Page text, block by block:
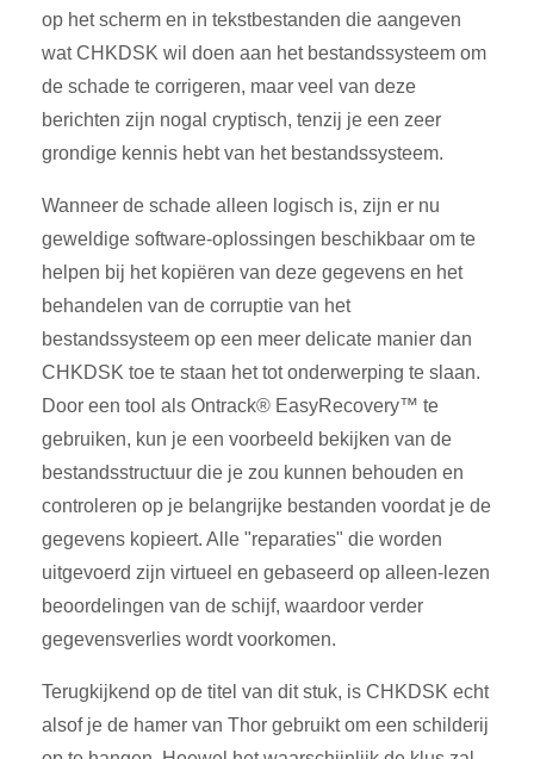
op het scherm en in tekstbestanden die aangeven
wat CHKDSK wil doen aan het bestandssysteem om
de schade te corrigeren, maar veel van deze
berichten zijn nogal cryptisch, tenzij je een zeer
grondige kennis hebt van het bestandssysteem.
Wanneer de schade alleen logisch is, zijn er nu
geweldige software-oplossingen beschikbaar om te
helpen bij het kopiëren van deze gegevens en het
behandelen van de corruptie van het
bestandssysteem op een meer delicate manier dan
CHKDSK toe te staan het tot onderwerping te slaan.
Door een tool als Ontrack® EasyRecovery™ te
gebruiken, kun je een voorbeeld bekijken van de
bestandsstructuur die je zou kunnen behouden en
controleren op je belangrijke bestanden voordat je de
gegevens kopieert. Alle "reparaties" die worden
uitgevoerd zijn virtueel en gebaseerd op alleen-lezen
beoordelingen van de schijf, waardoor verder
gegevensverlies wordt voorkomen.
Terugkijkend op de titel van dit stuk, is CHKDSK echt
alsof je de hamer van Thor gebruikt om een schilderij